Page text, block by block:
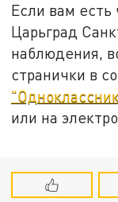
Если вам
Царьград
наблюдения,
странички в
или на